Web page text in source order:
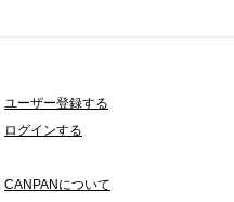
ユーザー登録する
ログインする
CANPANについて